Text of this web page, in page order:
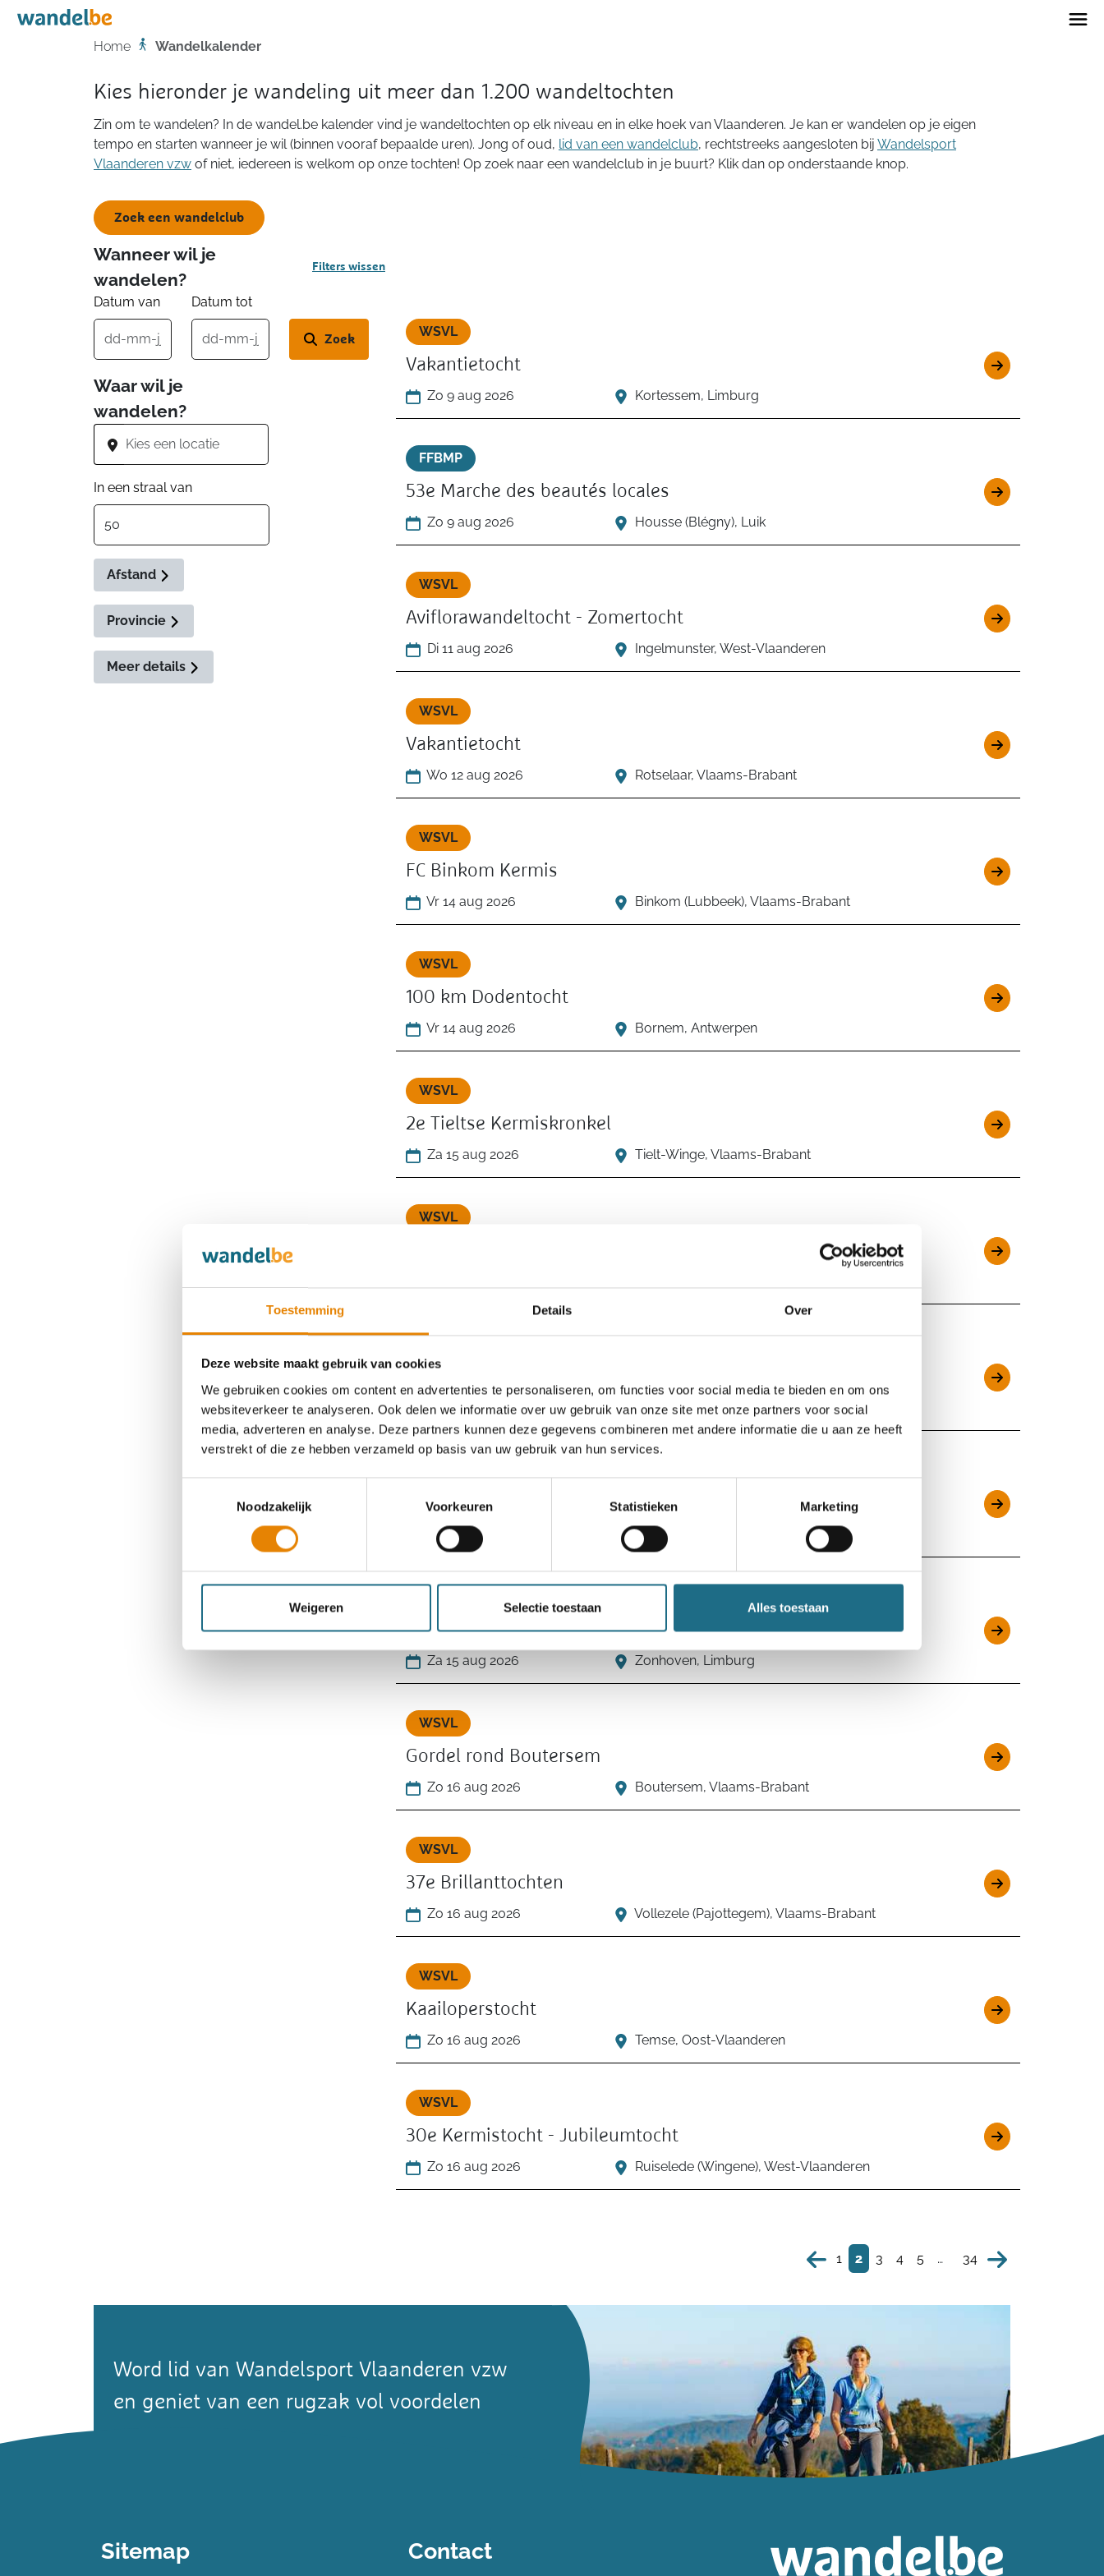
Toestemming Details Over
Deze website maakt gebruik van cookies
We gebruiken cookies om content en advertenties te personaliseren, om functies voor social media te bieden en om ons
websiteverkeer te analyseren. Ook delen we informatie over uw gebruik van onze site met onze partners voor social
media, adverteren en analyse. Deze partners kunnen deze gegevens combineren met andere informatie die u aan ze heeft
verstrekt of die ze hebben verzameld op basis van uw gebruik van hun services.
Noodzakelijk
Voorkeuren Statistieken Marketing
Weigeren Selectie toestaan Alles toestaan
Home
Home Wandelkalender
Kies hieronder je wandeling uit meer dan 1.200 wandeltochten
Zin om te wandelen? In de wandel.be kalender vind je wandeltochten op elk niveau en in elke hoek van Vlaanderen. Je kan er wandelen op je eigen
tempo en starten wanneer je wil (binnen vooraf bepaalde uren). Jong of oud, lid van een wandelclub, rechtstreeks aangesloten bij Wandelsport
Vlaanderen vzw of niet, iedereen is welkom op onze tochten! Op zoek naar een wandelclub in je buurt? Klik dan op onderstaande knop.
Zoek een wandelclub
Wanneer wil je
wandelen?
Filters wissen
Datum van Datum tot
Waar wil je
wandelen?
In een straal van
Afstand
Provincie
Meer details
Zoek WSVL
Vakantietocht
Zo 9 aug 2026 Kortessem, Limburg
FFBMP
53e Marche des beautés locales
Zo 9 aug 2026 Housse (Blégny), Luik
WSVL
Aviflorawandeltocht - Zomertocht
Di 11 aug 2026 Ingelmunster, West-Vlaanderen
WSVL
Vakantietocht
Wo 12 aug 2026 Rotselaar, Vlaams-Brabant
WSVL
FC Binkom Kermis
Vr 14 aug 2026 Binkom (Lubbeek), Vlaams-Brabant
WSVL
100 km Dodentocht
Vr 14 aug 2026 Bornem, Antwerpen
WSVL
2e Tieltse Kermiskronkel
Za 15 aug 2026 Tielt-Winge, Vlaams-Brabant
WSVL
Za 15 aug 2026 Wevelgem, West-Vlaanderen
Bulskampveldtocht
Za 15 aug 2026 Hertsberge (Oostkamp), West-Vlaanderen
Heidetochten OK50
Za 15 aug 2026 Zonhoven, Limburg
WSVL
Gordel rond Boutersem
Zo 16 aug 2026 Boutersem, Vlaams-Brabant
WSVL
37e Brillanttochten
Zo 16 aug 2026 Vollezele (Pajottegem), Vlaams-Brabant
WSVL
Kaailoperstocht
Zo 16 aug 2026 Temse, Oost-Vlaanderen
WSVL
30e Kermistocht - Jubileumtocht
Zo 16 aug 2026 Ruiselede (Wingene), West-Vlaanderen
1 2 3 4 5 … 34
Word lid van Wandelsport Vlaanderen vzw
en geniet van een rugzak vol voordelen
Sitemap Contact